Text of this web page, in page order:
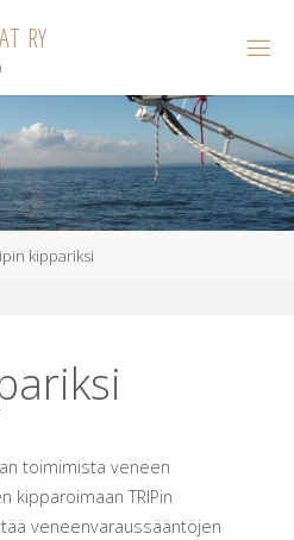
AT RY
kippariksi
toimimista veneen
kipparoimaan TRIPin
veneenvaraussääntöjen